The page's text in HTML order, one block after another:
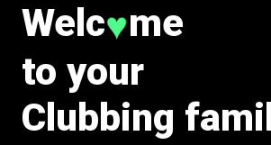
Welc♥me
to your
Clubbing